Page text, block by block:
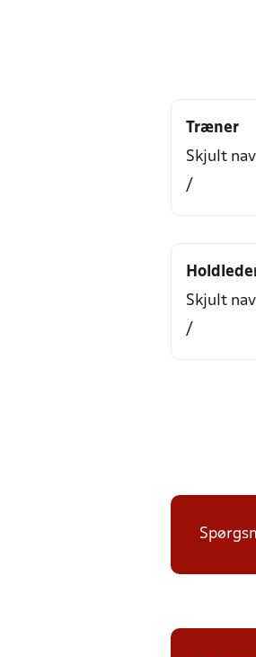
Træner
Skjult
/
Skjult
/